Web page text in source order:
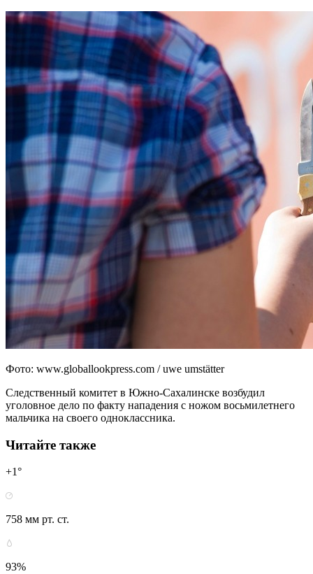
Фото: www.globallookpress.com / uwe umstätter
Следственный комитет в Южно-Сахалинске возбудил
уголовное дело по факту нападения с ножом восьмилетнего
мальчика на своего одноклассника.
Читайте также
+1°
758 мм рт. ст.
93%